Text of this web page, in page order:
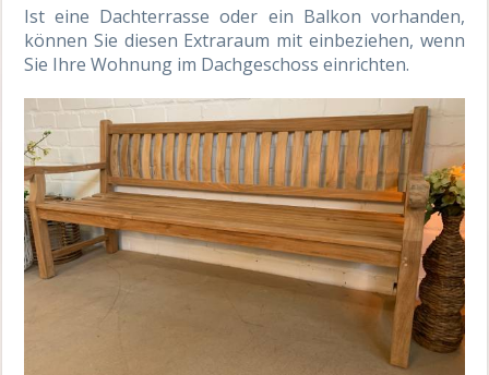
Ist eine Dachterrasse oder ein Balkon vorhanden,
können Sie diesen Extraraum mit einbeziehen, wenn
Sie Ihre Wohnung im Dachgeschoss einrichten.